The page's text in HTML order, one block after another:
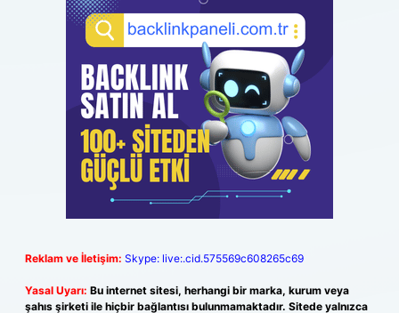
Reklam ve İletişim: Skype: live:.cid.575569c608265c69
Yasal Uyarı: Bu internet sitesi, herhangi bir marka, kurum veya
şahıs şirketi ile hiçbir bağlantısı bulunmamaktadır. Sitede yalnızca